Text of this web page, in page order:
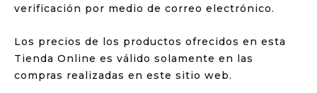
verificación por medio de correo electrónico.
Los precios de los productos ofrecidos en esta
Tienda Online es válido solamente en las
compras realizadas en este sitio web.